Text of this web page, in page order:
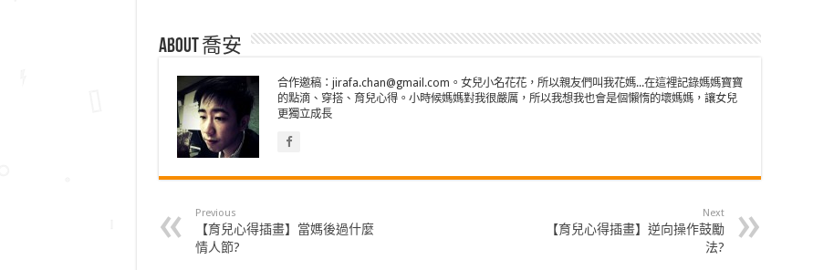
About 喬安
合作邀稿：jirafa.chan@gmail.com。女兒小名花花，所以親友們叫我花媽...在這裡記錄媽媽寶寶
的點滴、穿搭、育兒心得。小時候媽媽對我很嚴厲，所以我想我也會是個懶惰的壞媽媽，讓女兒
更獨立成長
Previous
【育兒心得插畫】當媽後過什麼
情人節?
Next
【育兒心得插畫】逆向操作鼓勵
法?